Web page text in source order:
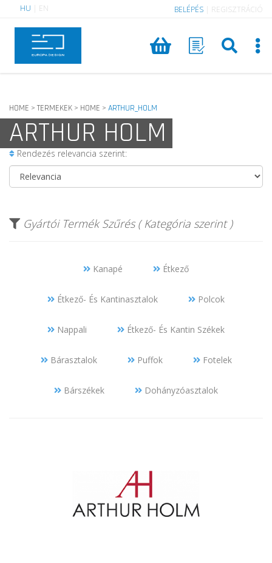
HU EN BELÉPÉS REGISZTRÁCIÓ
HOME > TERMEKEK > HOME > ARTHUR_HOLM
ARTHUR HOLM
Rendezés relevancia szerint:
Gyártói Termék Szűrés ( Kategória szerint )
Kanapé Étkező
Étkező- És Kantinasztalok Polcok
Nappali Étkező- És Kantin Székek
Bárasztalok Puffok Fotelek
Bárszékek Dohányzóasztalok